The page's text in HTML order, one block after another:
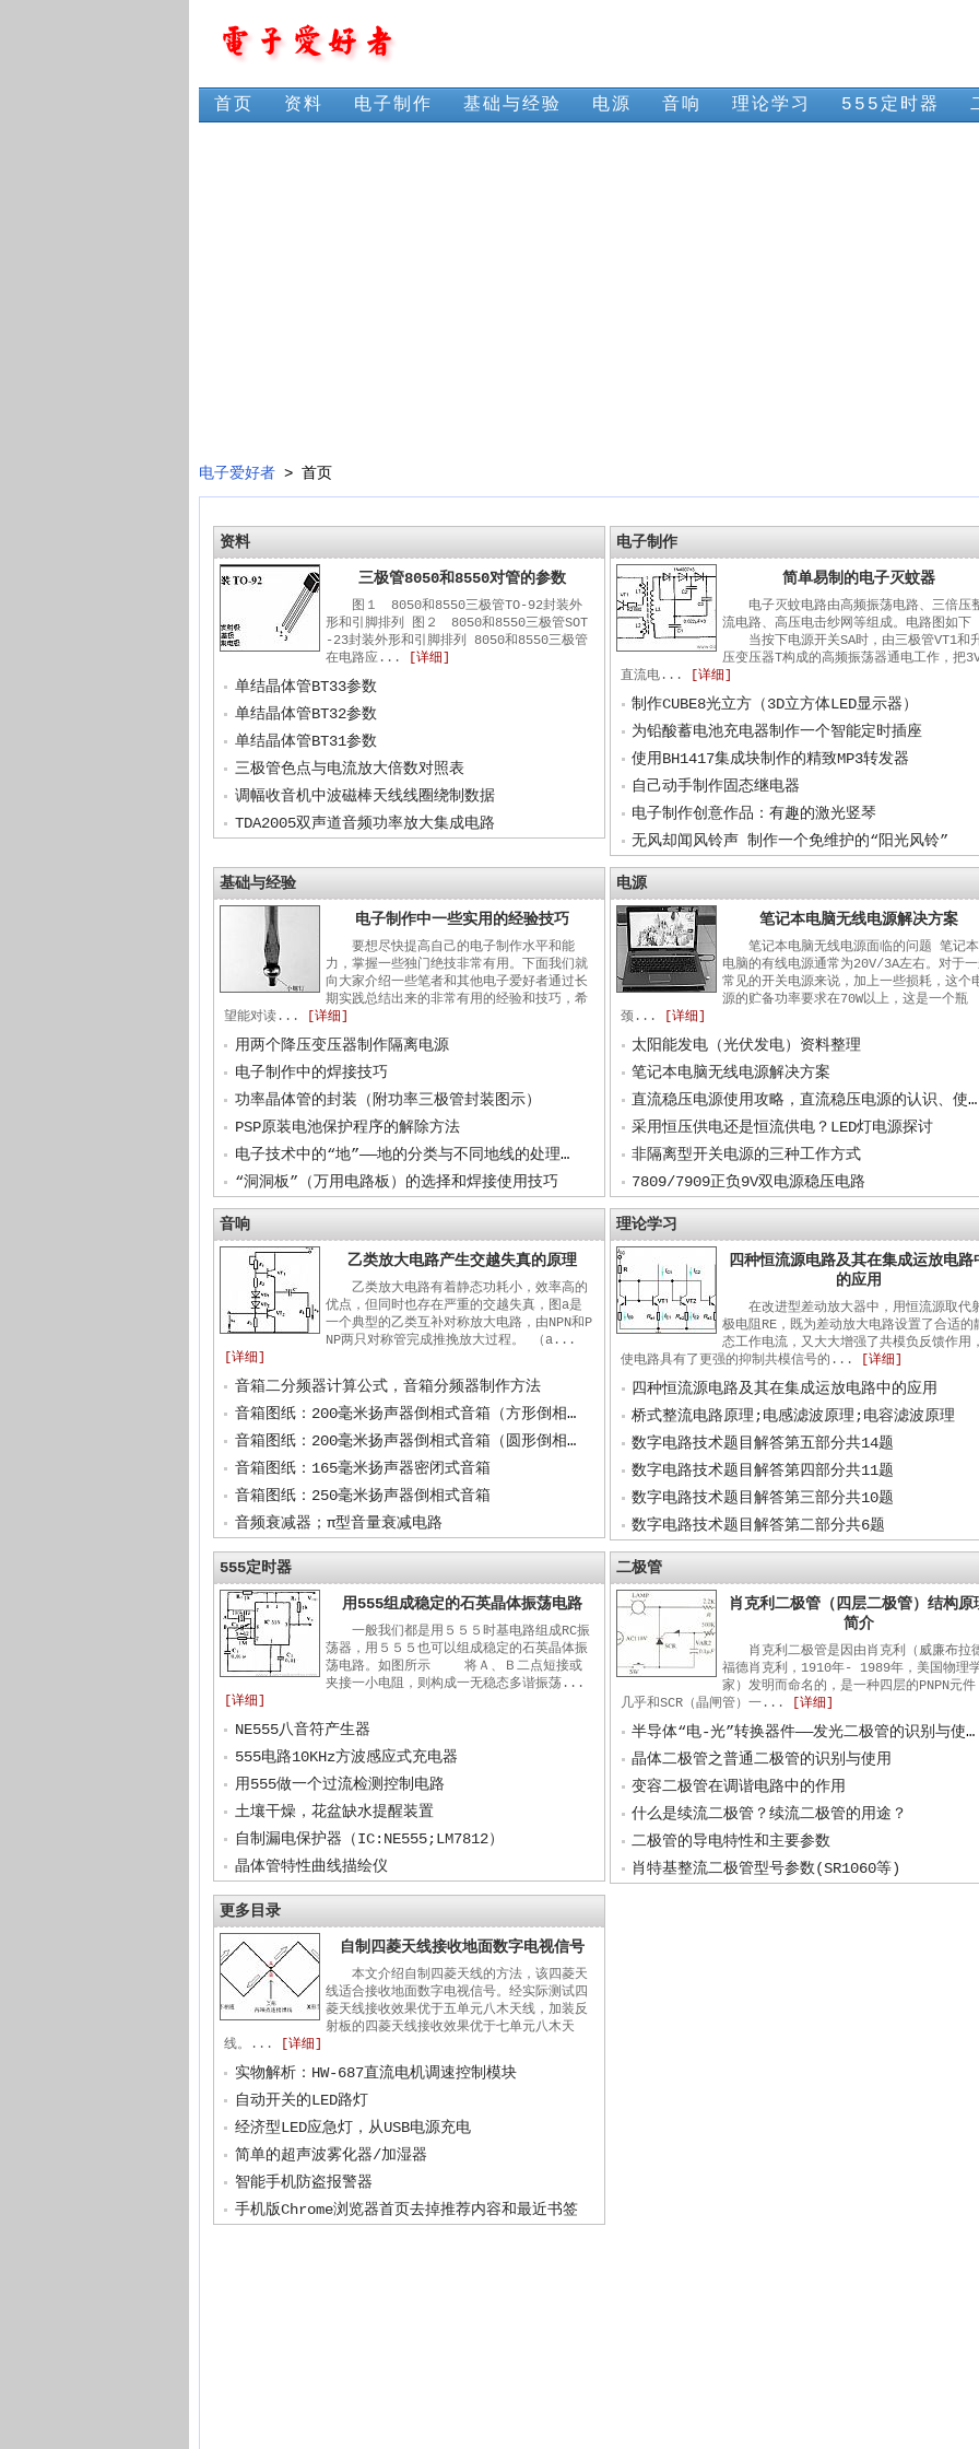
首页 资料 电子制作 基础与经验 电源 音响 理论学习 555定时器
电子爱好者 > 首页
资料
三极管8050和8550对管的参数
图１ 8050和8550三极管TO-92封装外
形和引脚排列 图２ 8050和8550三极管SOT
-23封装外形和引脚排列 8050和8550三极管
在电路应...
[详细]
单结晶体管BT33参数
单结晶体管BT32参数
单结晶体管BT31参数
三极管色点与电流放大倍数对照表
调幅收音机中波磁棒天线线圈绕制数据
TDA2005双声道音频功率放大集成电路
电子制作
简单易制的电子灭蚊器
电子灭蚊电路由高频振荡电路、三倍压
流电路、高压电击纱网等组成。电路图如下
当按下电源开关SA时，由三极管VT1和
压变压器T构成的高频振荡器通电工作，把
直流电...
[详细]
制作CUBE8光立方（3D立方体LED显示器）
为铅酸蓄电池充电器制作一个智能定时插座
使用BH1417集成块制作的精致MP3转发器
自己动手制作固态继电器
电子制作创意作品：有趣的激光竖琴
无风却闻风铃声 制作一个免维护的“阳光风铃”
基础与经验
电子制作中一些实用的经验技巧
要想尽快提高自己的电子制作水平和能
力，掌握一些独门绝技非常有用。下面我们就
向大家介绍一些笔者和其他电子爱好者通过长
期实践总结出来的非常有用的经验和技巧，希
望能对读...
[详细]
用两个降压变压器制作隔离电源
电子制作中的焊接技巧
功率晶体管的封装（附功率三极管封装图示）
PSP原装电池保护程序的解除方法
电子技术中的“地”——地的分类与不同地线的处理方法
“洞洞板”（万用电路板）的选择和焊接使用技巧
电源
笔记本电脑无线电源解决方案
笔记本电脑无线电源面临的问题 笔记本
电脑的有线电源通常为20V/3A左右。对于
常见的开关电源来说，加上一些损耗，这个
源的贮备功率要求在70W以上，这是一个瓶
颈...
[详细]
太阳能发电（光伏发电）资料整理
笔记本电脑无线电源解决方案
直流稳压电源使用攻略，直流稳压电源的认识、使用和选购
采用恒压供电还是恒流供电？LED灯电源探讨
非隔离型开关电源的三种工作方式
7809/7909正负9V双电源稳压电路
音响
乙类放大电路产生交越失真的原理
乙类放大电路有着静态功耗小，效率高的
优点，但同时也存在严重的交越失真，图a是
一个典型的乙类互补对称放大电路，由NPN和P
NP两只对称管完成推挽放大过程。 （a...
[详细]
音箱二分频器计算公式，音箱分频器制作方法
音箱图纸：200毫米扬声器倒相式音箱（方形倒相孔）
音箱图纸：200毫米扬声器倒相式音箱（圆形倒相孔）
音箱图纸：165毫米扬声器密闭式音箱
音箱图纸：250毫米扬声器倒相式音箱
音频衰减器；π型音量衰减电路
理论学习
四种恒流源电路及其在集成运放电路
的应用
在改进型差动放大器中，用恒流源取代
极电阻RE，既为差动放大电路设置了合适的
态工作电流，又大大增强了共模负反馈作用，
使电路具有了更强的抑制共模信号的...
[详细]
四种恒流源电路及其在集成运放电路中的应用
桥式整流电路原理;电感滤波原理;电容滤波原理
数字电路技术题目解答第五部分共14题
数字电路技术题目解答第四部分共11题
数字电路技术题目解答第三部分共10题
数字电路技术题目解答第二部分共6题
555定时器
用555组成稳定的石英晶体振荡电路
一般我们都是用５５５时基电路组成RC振
荡器，用５５５也可以组成稳定的石英晶体振
荡电路。如图所示 将Ａ、Ｂ二点短接或
夹接一小电阻，则构成一无稳态多谐振荡...
[详细]
NE555八音符产生器
555电路10KHz方波感应式充电器
用555做一个过流检测控制电路
土壤干燥，花盆缺水提醒装置
自制漏电保护器（IC:NE555;LM7812）
晶体管特性曲线描绘仪
二极管
肖克利二极管（四层二极管）结构原
简介
肖克利二极管是因由肖克利（威廉布拉
福德肖克利，1910年- 1989年，美国物理
家）发明而命名的，是一种四层的PNPN元件
几乎和SCR（晶闸管）一...
[详细]
半导体“电-光”转换器件——发光二极管的识别与使用
晶体二极管之普通二极管的识别与使用
变容二极管在调谐电路中的作用
什么是续流二极管？续流二极管的用途？
二极管的导电特性和主要参数
肖特基整流二极管型号参数(SR1060等)
更多目录
自制四菱天线接收地面数字电视信号
本文介绍自制四菱天线的方法，该四菱天
线适合接收地面数字电视信号。经实际测试四
菱天线接收效果优于五单元八木天线，加装反
射板的四菱天线接收效果优于七单元八木天
线。...
[详细]
实物解析：HW-687直流电机调速控制模块
自动开关的LED路灯
经济型LED应急灯，从USB电源充电
简单的超声波雾化器/加湿器
智能手机防盗报警器
手机版Chrome浏览器首页去掉推荐内容和最近书签